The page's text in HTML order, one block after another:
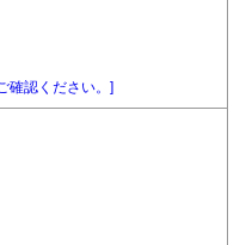
確認ください。]